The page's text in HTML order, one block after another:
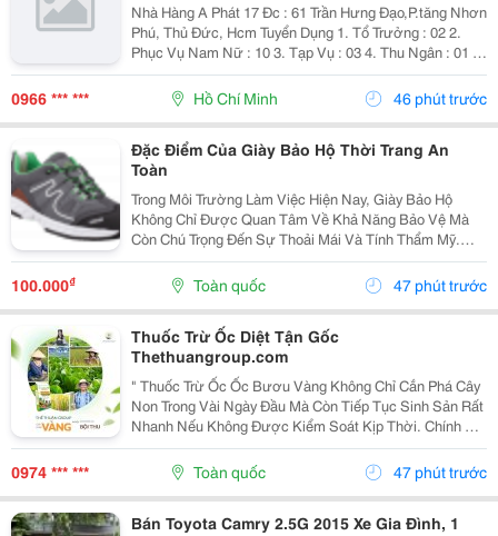
Nhà Hàng A Phát 17 Đc : 61 Trần Hưng Đạo,P.tăng Nhơn
Phú, Thủ Đức, Hcm Tuyển Dụng 1. Tổ Trưởng : 02 2.
Phục Vụ Nam Nữ : 10 3. Tạp Vụ : 03 4. Thu Ngân : 01 5.
Tiếp Thực : 02 6. Tả Hổ : 02 Mức Lương + Phụ Cấp :
Thoả Thuận Khi Phỏng...
0966 *** *** Hồ Chí Minh 46 phút trước
Đặc Điểm Của Giày Bảo Hộ Thời Trang An
Toàn
Trong Môi Trường Làm Việc Hiện Nay, Giày Bảo Hộ
Không Chỉ Được Quan Tâm Về Khả Năng Bảo Vệ Mà
Còn Chú Trọng Đến Sự Thoải Mái Và Tính Thẩm Mỹ.
Chính Vì Vậy, Giày Bảo Hộ Thời Trang An Toàn Đang Trở
Thành Lựa Chọn Được Nhiều Người Lao Động, Kỹ Sư
100.000₫ Toàn quốc 47 phút trước
Thuốc Trừ Ốc Diệt Tận Gốc
Thethuangroup.com
" Thuốc Trừ Ốc Ốc Bươu Vàng Không Chỉ Cắn Phá Cây
Non Trong Vài Ngày Đầu Mà Còn Tiếp Tục Sinh Sản Rất
Nhanh Nếu Không Được Kiểm Soát Kịp Thời. Chính Vì
Vậy, Khi Tìm Kiếm Giải Pháp Phòng Trừ, Nhiều Bà Con
Thường Đặt Ra Một Mong Muốn Rất Rõ Ràng: Xử Lý...
0974 *** *** Toàn quốc 47 phút trước
Bán Toyota Camry 2.5G 2015 Xe Gia Đình, 1